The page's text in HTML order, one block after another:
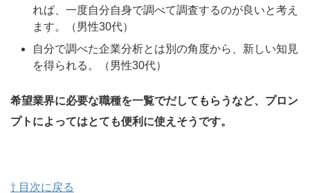
れば、一度自分自身で調べて調査するのが良いと考え
ます。（男性30代）
自分で調べた企業分析とは別の角度から、新しい知見
を得られる。（男性30代）
希望業界に必要な職種を一覧でだしてもらうなど、プロン
プトによってはとても便利に使えそうです。
⇧ 目次に戻る